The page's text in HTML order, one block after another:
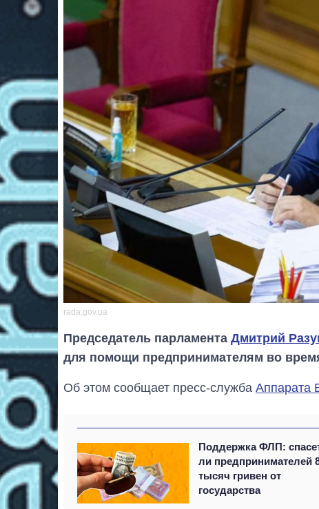
rada.gov.ua
Председатель парламента Дмитрий
для помощи предпринимателям во
Об этом сообщает пресс-служба Аппарата
Поддержка ФЛП:
ли предпринимателей
тысяч гривен от
государства